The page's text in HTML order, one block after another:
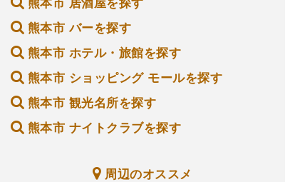
熊本市 居酒屋を探す
熊本市 バーを探す
熊本市 ホテル・旅館を探す
熊本市 ショッピング モールを探す
熊本市 観光名所を探す
熊本市 ナイトクラブを探す
周辺のオススメ